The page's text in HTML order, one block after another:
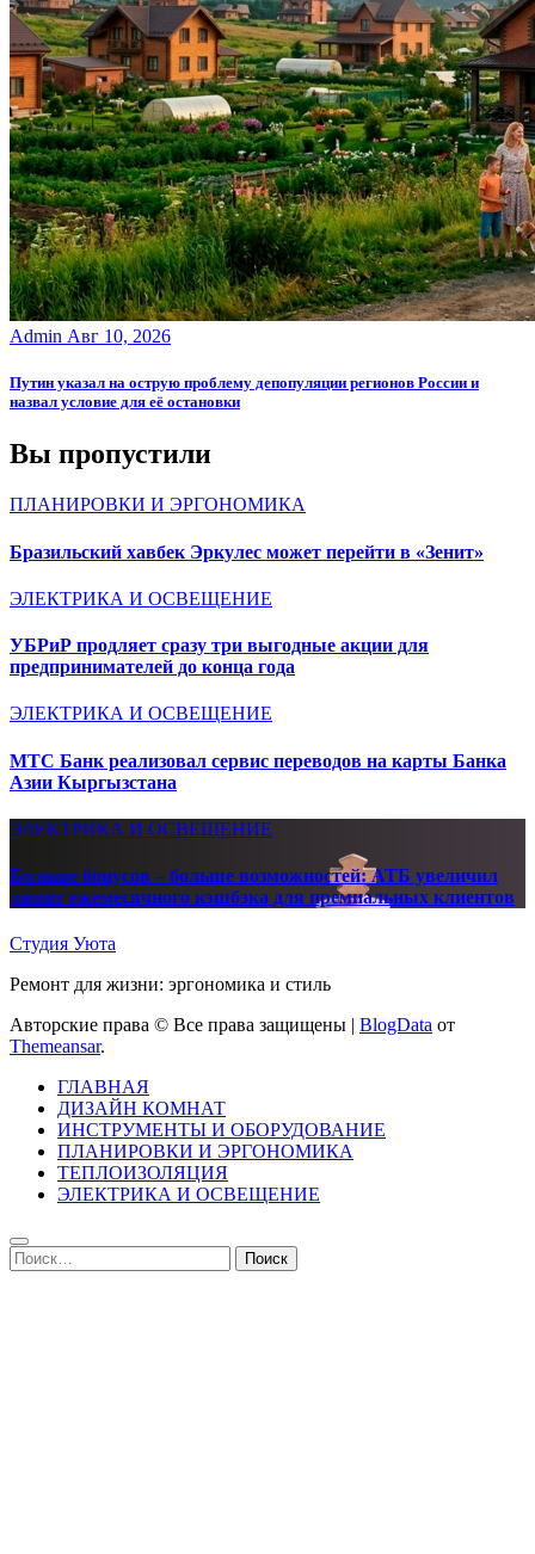
Admin Авг 10, 2026
Путин указал на острую проблему депопуляции регионов России и
назвал условие для её остановки
Вы пропустили
ПЛАНИРОВКИ И ЭРГОНОМИКА
Бразильский хавбек Эркулес может перейти в «Зенит»
ЭЛЕКТРИКА И ОСВЕЩЕНИЕ
УБРиР продляет сразу три выгодные акции для
предпринимателей до конца года
ЭЛЕКТРИКА И ОСВЕЩЕНИЕ
МТС Банк реализовал сервис переводов на карты Банка
Азии Кыргызстана
ЭЛЕКТРИКА И ОСВЕЩЕНИЕ
Больше бонусов – больше возможностей: АТБ увеличил
лимит ежемесячного кэшбэка для премиальных клиентов
Студия Уюта
Ремонт для жизни: эргономика и стиль
Авторские права © Все права защищены | BlogData от
Themeansar.
ГЛАВНАЯ
ДИЗАЙН КОМНАТ
ИНСТРУМЕНТЫ И ОБОРУДОВАНИЕ
ПЛАНИРОВКИ И ЭРГОНОМИКА
ТЕПЛОИЗОЛЯЦИЯ
ЭЛЕКТРИКА И ОСВЕЩЕНИЕ
Найти: